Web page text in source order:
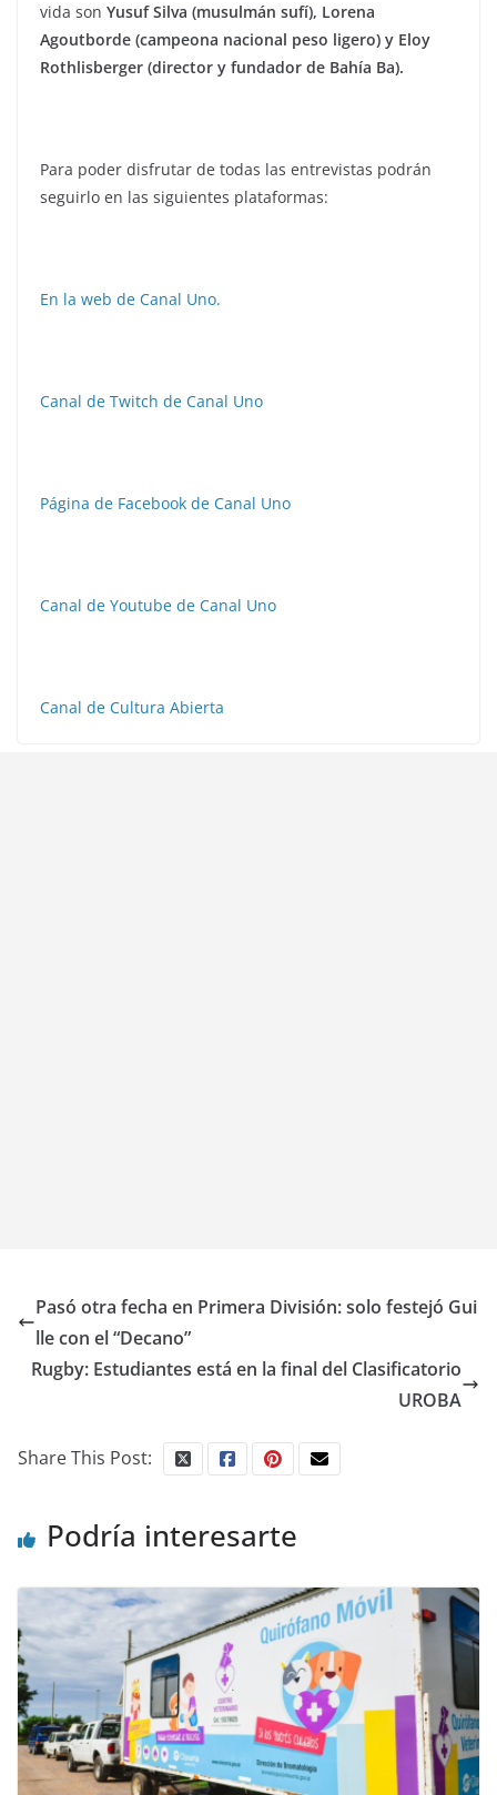
vida son Yusuf Silva (musulmán sufí), Lorena
Agoutborde (campeona nacional peso ligero) y Eloy
Rothlisberger (director y fundador de Bahía Ba).
Para poder disfrutar de todas las entrevistas podrán
seguirlo en las siguientes plataformas:
En la web de Canal Uno.
Canal de Twitch de Canal Uno
Página de Facebook de Canal Uno
Canal de Youtube de Canal Uno
Canal de Cultura Abierta
Pasó otra fecha en Primera División: solo festejó Gui
lle con el “Decano”
Rugby: Estudiantes está en la final del Clasificatorio
UROBA
Share This Post:
Podría interesarte